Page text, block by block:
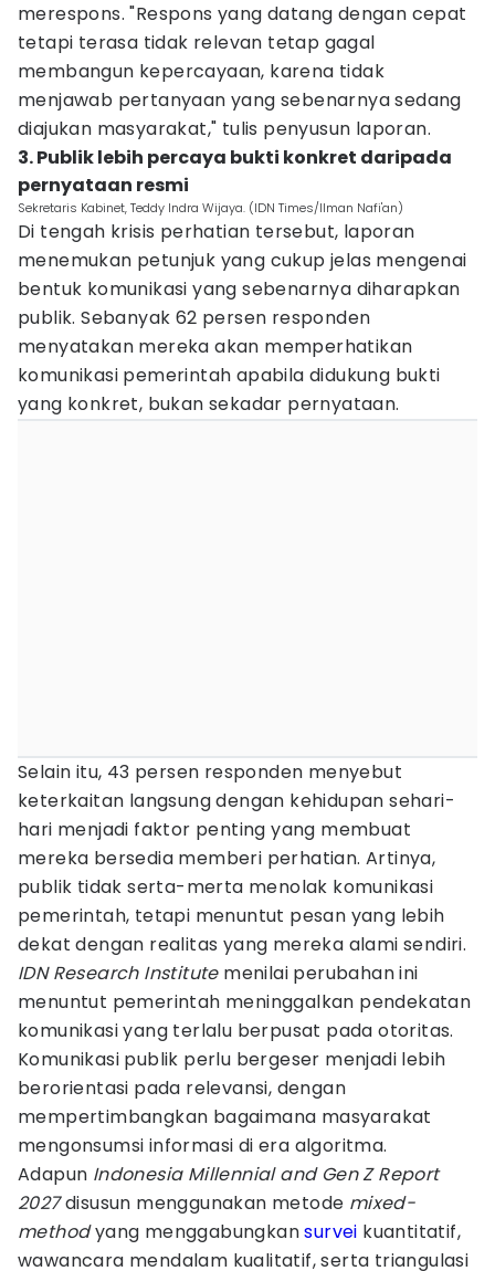
merespons. "Respons yang datang dengan cepat
tetapi terasa tidak relevan tetap gagal
membangun kepercayaan, karena tidak
menjawab pertanyaan yang sebenarnya sedang
diajukan masyarakat," tulis penyusun laporan.
3. Publik lebih percaya bukti konkret daripada
pernyataan resmi
Sekretaris Kabinet, Teddy Indra Wijaya. (IDN Times/Ilman Nafi'an)
Di tengah krisis perhatian tersebut, laporan
menemukan petunjuk yang cukup jelas mengenai
bentuk komunikasi yang sebenarnya diharapkan
publik. Sebanyak 62 persen responden
menyatakan mereka akan memperhatikan
komunikasi pemerintah apabila didukung bukti
yang konkret, bukan sekadar pernyataan.
Selain itu, 43 persen responden menyebut
keterkaitan langsung dengan kehidupan sehari-
hari menjadi faktor penting yang membuat
mereka bersedia memberi perhatian. Artinya,
publik tidak serta-merta menolak komunikasi
pemerintah, tetapi menuntut pesan yang lebih
dekat dengan realitas yang mereka alami sendiri.
IDN Research Institutemenilai perubahan ini
menuntut pemerintah meninggalkan pendekatan
komunikasi yang terlalu berpusat pada otoritas.
Komunikasi publik perlu bergeser menjadi lebih
berorientasi pada relevansi, dengan
mempertimbangkan bagaimana masyarakat
mengonsumsi informasi di era algoritma.
Adapun Indonesia Millennial and Gen Z Report
2027disusun menggunakan metode mixed-
methodyang menggabungkansurvei kuantitatif,
wawancara mendalam kualitatif, serta triangulasi